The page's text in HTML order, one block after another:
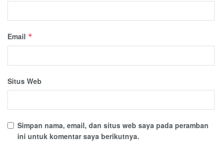
Email *
Situs Web
Simpan nama, email, dan situs web saya pada peramban
ini untuk komentar saya berikutnya.